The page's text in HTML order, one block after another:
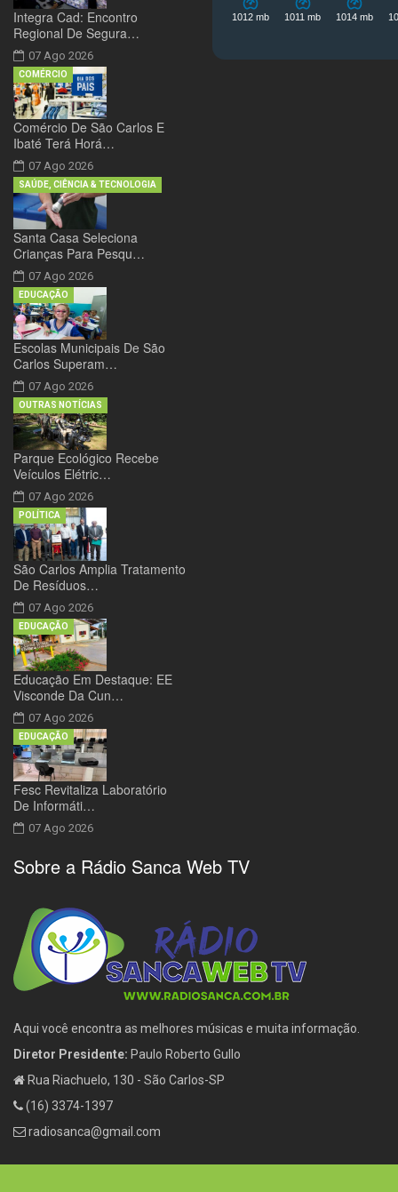
Integra Cad: Encontro
Regional De Segura…
07 Ago 2026
Comércio De São Carlos E
Ibaté Terá Horá…
07 Ago 2026
COMÉRCIO
Santa Casa Seleciona
Crianças Para Pesqu…
07 Ago 2026
SAÚDE, CIÊNCIA & TECNOLOGIA
Escolas Municipais De São
Carlos Superam…
07 Ago 2026
EDUCAÇÃO
Parque Ecológico Recebe
Veículos Elétric…
07 Ago 2026
OUTRAS NOTÍCIAS
São Carlos Amplia Tratamento
De Resíduos…
07 Ago 2026
POLÍTICA
Educação Em Destaque: EE
Visconde Da Cun…
07 Ago 2026
EDUCAÇÃO
Fesc Revitaliza Laboratório
De Informáti…
07 Ago 2026
EDUCAÇÃO
Sobre a Rádio Sanca Web TV
Aqui você encontra as melhores músicas e muita informação.
Diretor Presidente: Paulo Roberto Gullo
Rua Riachuelo, 130 - São Carlos-SP
(16) 3374-1397
radiosanca@gmail.com